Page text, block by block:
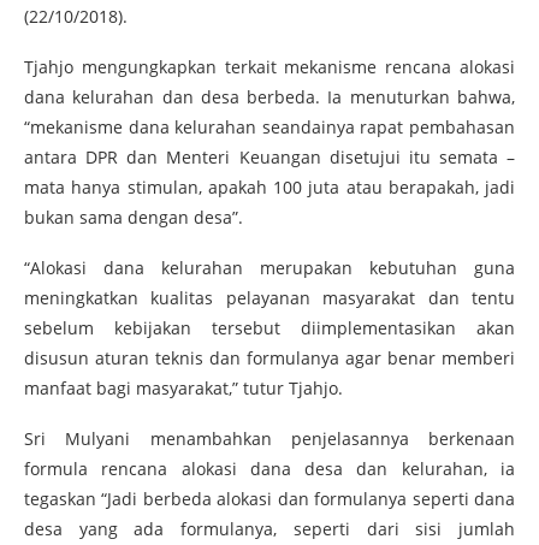
(22/10/2018).
Tjahjo mengungkapkan terkait mekanisme rencana alokasi
dana kelurahan dan desa berbeda. Ia menuturkan bahwa,
“mekanisme dana kelurahan seandainya rapat pembahasan
antara DPR dan Menteri Keuangan disetujui itu semata –
mata hanya stimulan, apakah 100 juta atau berapakah, jadi
bukan sama dengan desa”.
“Alokasi dana kelurahan merupakan kebutuhan guna
meningkatkan kualitas pelayanan masyarakat dan tentu
sebelum kebijakan tersebut diimplementasikan akan
disusun aturan teknis dan formulanya agar benar memberi
manfaat bagi masyarakat,” tutur Tjahjo.
Sri Mulyani menambahkan penjelasannya berkenaan
formula rencana alokasi dana desa dan kelurahan, ia
tegaskan “Jadi berbeda alokasi dan formulanya seperti dana
desa yang ada formulanya, seperti dari sisi jumlah